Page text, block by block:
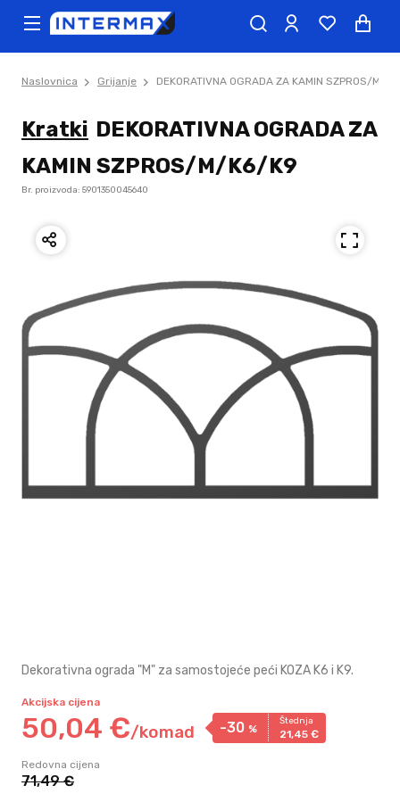
Naslovnica Grijanje DEKORATIVNA OGRADA ZA KAMIN SZPROS/M/
Kratki DEKORATIVNA OGRADA ZA
KAMIN SZPROS/M/K6/K9
Br. proizvoda: 5901350045640
Dekorativna ograda "M" za samostojeće peći KOZA K6 i K9.
Akcijska cijena
50,04 €/komad -30 %
Štednja
21,45 €
Redovna cijena
71,49 €